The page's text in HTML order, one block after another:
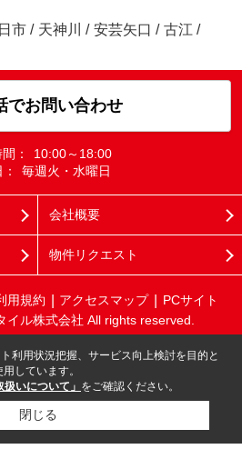
市 / 天神川 / 安芸矢口 / 古江 /
でお問い合わせ
：
10:00～18:00
毎週火・水曜日
会社概要
物件リクエスト
用規約 アクセスマップ
PCサイト
イル株式会社 All rights reserved.
利用状況把握、サービス向上検討を目的と
しています。
扱いについて」 をご確認ください。
閉じる